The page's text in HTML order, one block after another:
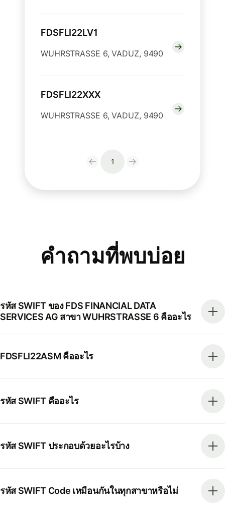
FDSFLI22LV1
WUHRSTRASSE 6, VADUZ, 9490
FDSFLI22XXX
WUHRSTRASSE 6, VADUZ, 9490
1
คำถามที่พบบ่อย
รหัส SWIFT ของ FDS FINANCIAL DATA
SERVICES AG สาขา WUHRSTRASSE 6 คืออะไร
FDSFLI22ASM คืออะไร
รหัส SWIFT คืออะไร
รหัส SWIFT ประกอบด้วยอะไรบ้าง
รหัส SWIFT Code เหมือนกันในทุกสาขาหรือไม่